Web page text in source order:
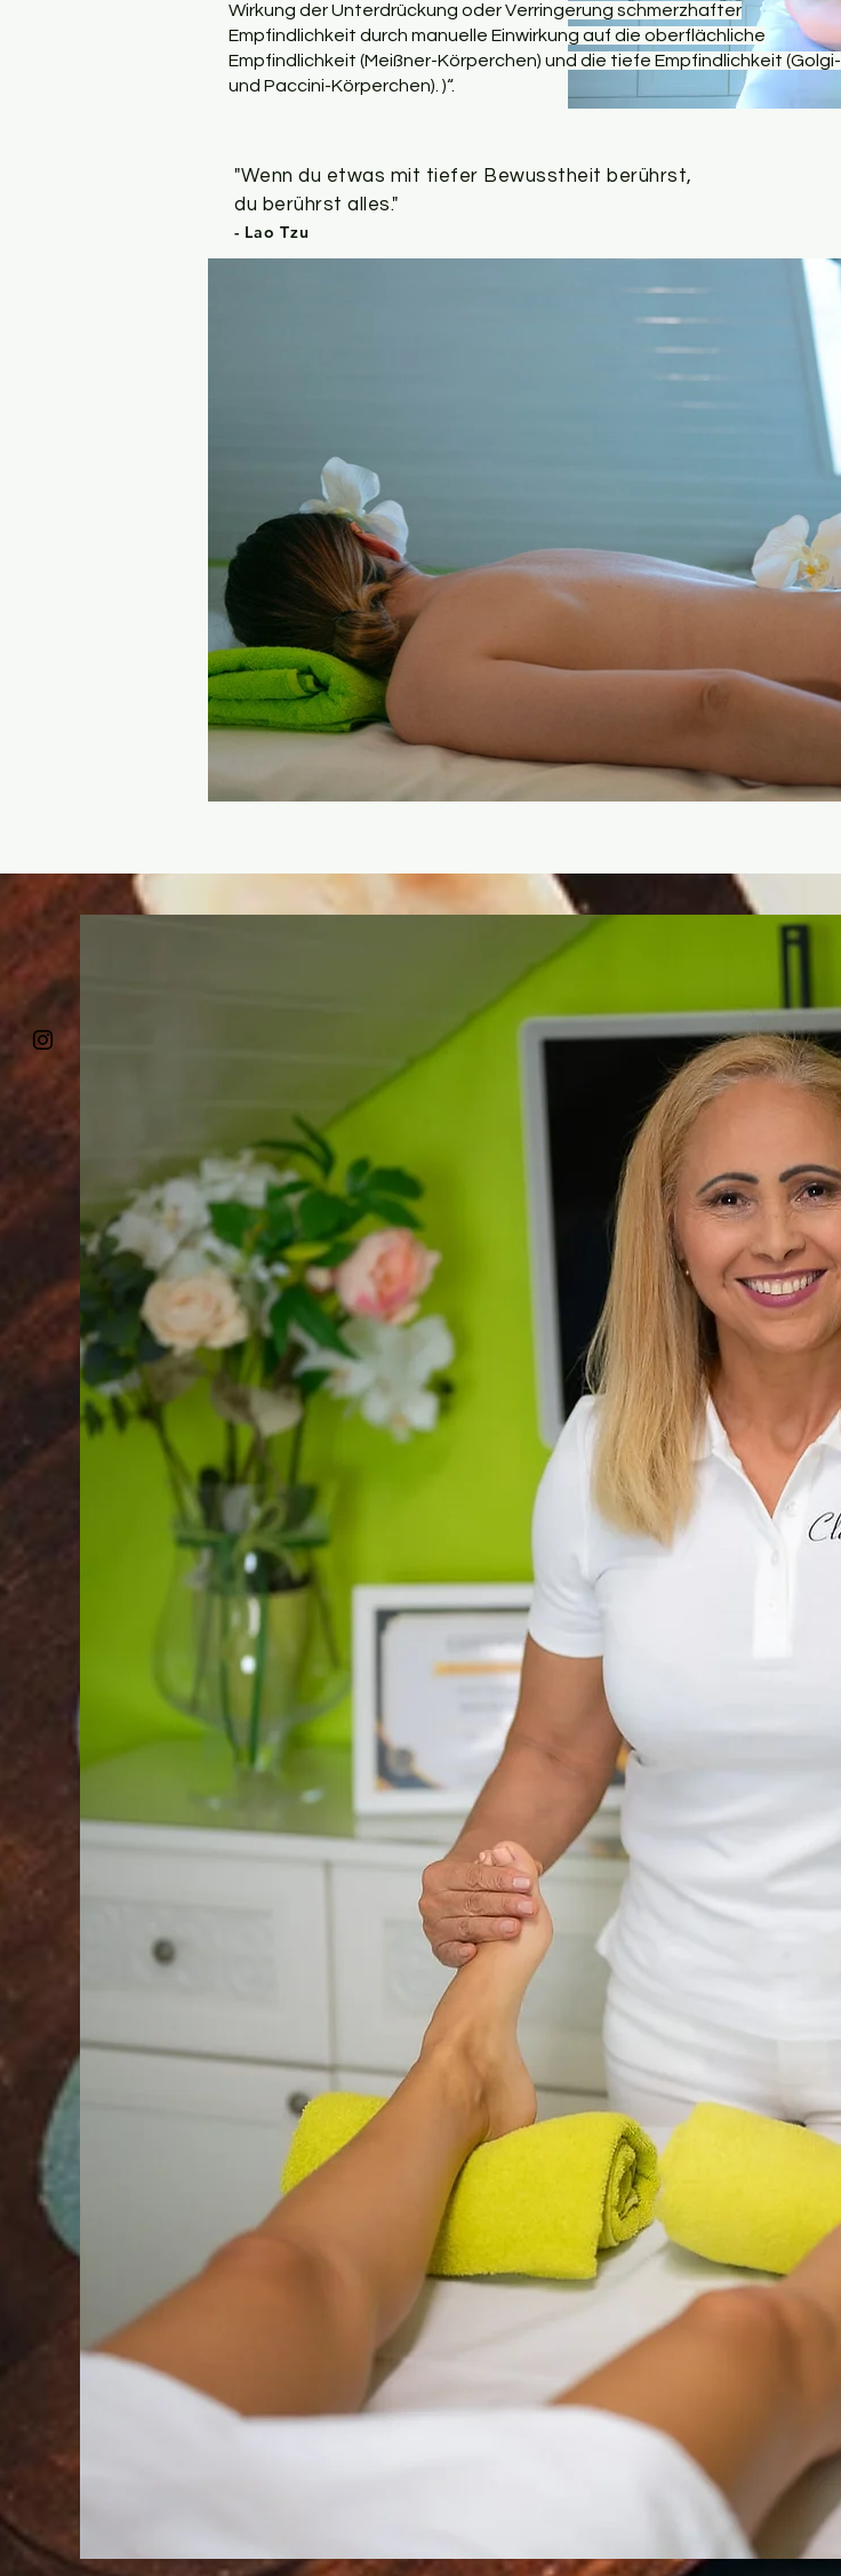
Wirkung der Unterdrückung oder Verringerung schmerzhafter
Empfindlichkeit durch manuelle Einwirkung auf die oberflächliche
Empfindlichkeit (Meißner-Körperchen) und die tiefe Empfindlichkeit (Golgi-
und Paccini-Körperchen). )“.
"Wenn du etwas mit tiefer Bewusstheit berührst,
du berührst alles."
- Lao Tzu